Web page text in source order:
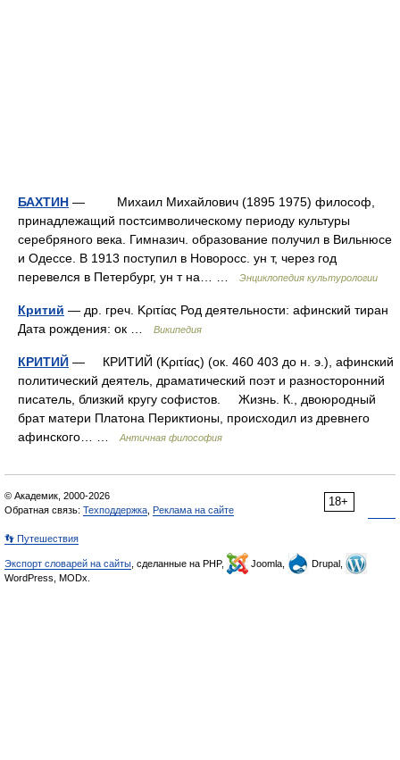
БАХТИН — Михаил Михайлович (1895 1975) философ,
принадлежащий постсимволическому периоду культуры
серебряного века. Гимназич. образование получил в Вильнюсе
и Одессе. В 1913 поступил в Новоросс. ун т, через год
перевелся в Петербург, ун т на… …
Энциклопедия культурологии
Критий — др. греч. Κριτίας Род деятельности: афинский тиран
Дата рождения: ок …
Википедия
КРИТИЙ — КРИТИЙ (Κριτίας) (ок. 460 403 до н. э.), афинский
политический деятель, драматический поэт и разносторонний
писатель, близкий кругу софистов. Жизнь. К., двоюродный
брат матери Платона Периктионы, происходил из древнего
афинского… …
Античная философия
18+
© Академик, 2000-2026
Обратная связь: Техподдержка Реклама на сайте
👣 Путешествия
Экспорт словарей на сайты , сделанные на PHP, Joomla,
Drupal,
WordPress, MODx.